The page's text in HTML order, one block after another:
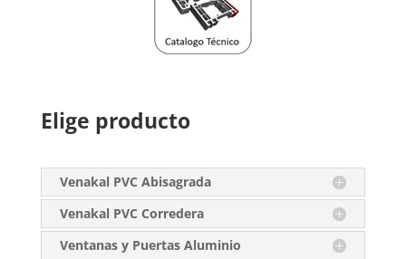
Elige producto
Venakal PVC Abisagrada
Venakal PVC Corredera
Ventanas y Puertas Aluminio